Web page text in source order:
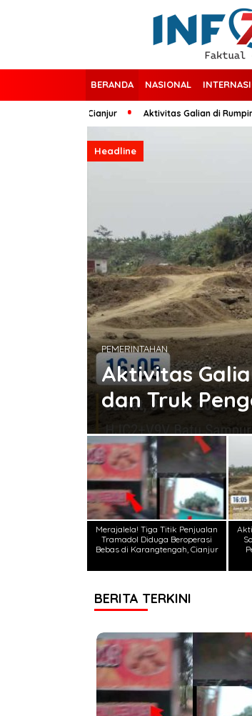
BERANDA NASIONAL
Aktivitas Galian di Rumpin Jadi
Headline
PEMERINTAHAN
Aktivitas
dan Truk
Merajalela! Tiga Titik Penjualan
Tramadol Diduga Beroperasi
Bebas di Karangtengah, Cianjur
BERITA TERKINI